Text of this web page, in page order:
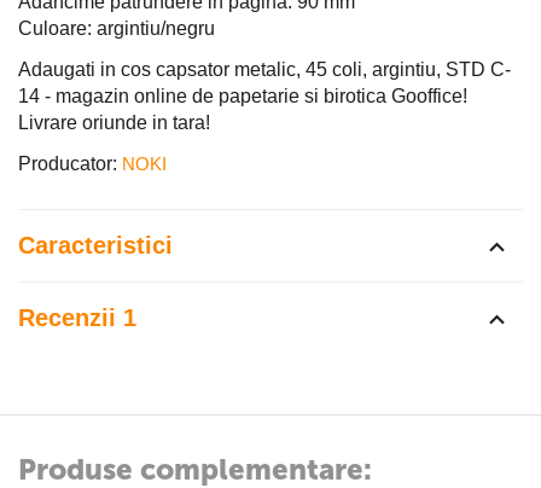
Culoare: argintiu/negru
Adaugati in cos capsator metalic, 45 coli, argintiu, STD C-
14 - magazin online de papetarie si birotica Gooffice!
Livrare oriunde in tara!
Producator: NOKI
Caracteristici
Recenzii 1
Produse complementare: